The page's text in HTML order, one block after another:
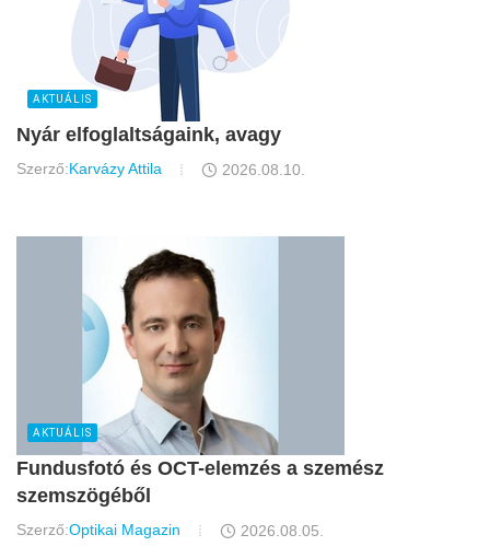
AKTUÁLIS
Nyár elfoglaltságaink, avagy
Szerző:Karvázy Attila 2026.08.10.
AKTUÁLIS
Fundusfotó és OCT-elemzés a szemész
szemszögéből
Szerző:Optikai Magazin 2026.08.05.